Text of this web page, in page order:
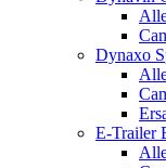
Dynaxo
E-Trailer